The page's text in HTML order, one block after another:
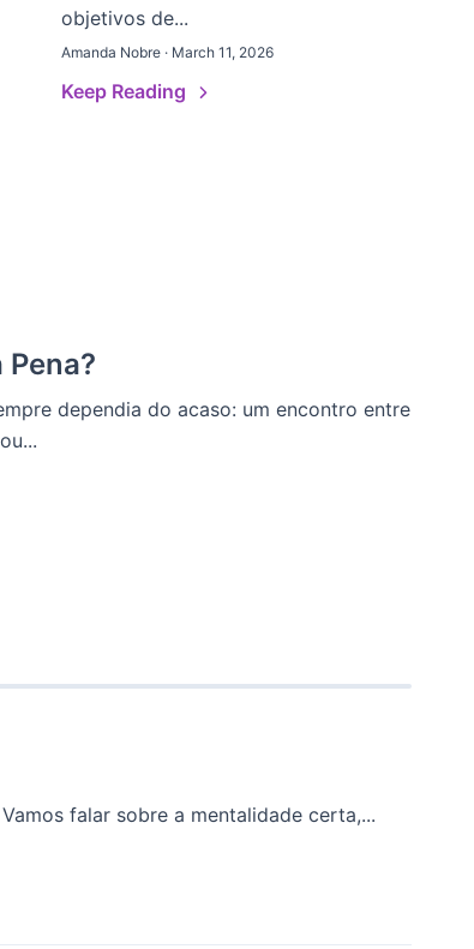
objetivos de...
Amanda Nobre · March 11, 2026
Keep Reading
dependia do acaso: um encontro entre
falar sobre a mentalidade certa,...